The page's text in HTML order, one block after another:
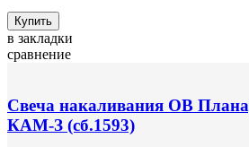
Купить
в закладки
сравнение
Свеча накаливания ОВ
КАМ-З (сб.1593)